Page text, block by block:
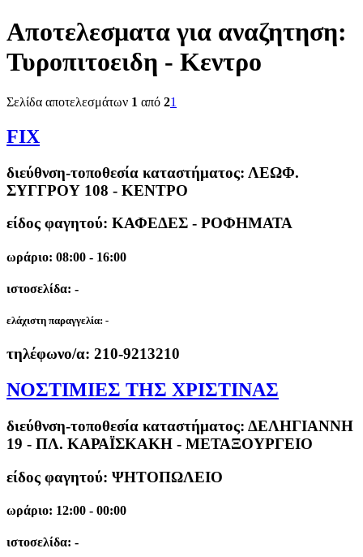
Αποτελεσματα για αναζητηση:
Τυροπιτοειδη - Κεντρο
Σελίδα αποτελεσμάτων 1 από 21
FIX
διεύθνση-τοποθεσία καταστήματος: ΛΕΩΦ.
ΣΥΓΓΡΟΥ 108 - ΚΕΝΤΡΟ
είδος φαγητού: ΚΑΦΕΔΕΣ - ΡΟΦΗΜΑΤΑ
ωράριο: 08:00 - 16:00
ιστοσελίδα: -
ελάχιστη παραγγελία: -
τηλέφωνο/α: 210-9213210
ΝΟΣΤΙΜΙΕΣ ΤΗΣ ΧΡΙΣΤΙΝΑΣ
διεύθνση-τοποθεσία καταστήματος: ΔΕΛΗΓΙΑΝΝΗ
19 - ΠΛ. ΚΑΡΑΪΣΚΑΚΗ - ΜΕΤΑΞΟΥΡΓΕΙΟ
είδος φαγητού: ΨΗΤΟΠΩΛΕΙΟ
ωράριο: 12:00 - 00:00
ιστοσελίδα: -